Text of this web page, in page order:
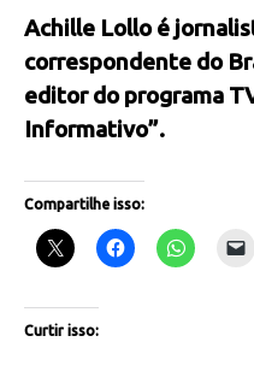
Achille Lollo é
correspondente do
editor do programa
Informativo”.
Compartilhe isso:
Curtir isso: